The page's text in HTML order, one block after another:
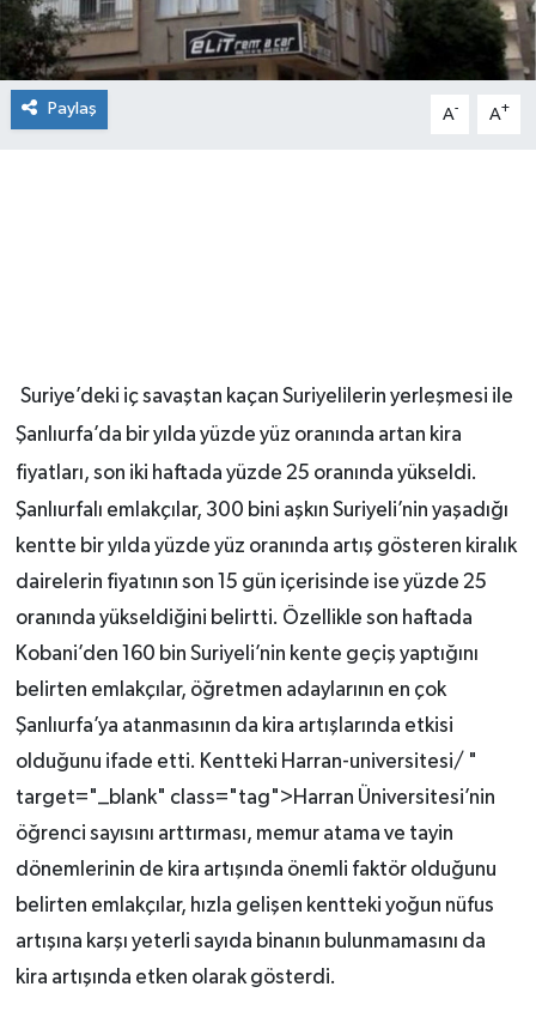
Paylaş A- A+
Suriye’deki iç savaştan kaçan Suriyelilerin yerleşmesi ile
Şanlıurfa’da bir yılda yüzde yüz oranında artan kira
fiyatları, son iki haftada yüzde 25 oranında yükseldi.
Şanlıurfalı emlakçılar, 300 bini aşkın Suriyeli’nin yaşadığı
kentte bir yılda yüzde yüz oranında artış gösteren kiralık
dairelerin fiyatının son 15 gün içerisinde ise yüzde 25
oranında yükseldiğini belirtti. Özellikle son haftada
Kobani’den 160 bin Suriyeli’nin kente geçiş yaptığını
belirten emlakçılar, öğretmen adaylarının en çok
Şanlıurfa’ya atanmasının da kira artışlarında etkisi
olduğunu ifade etti. Kentteki Harran-universitesi/ "
target="_blank" class="tag">Harran Üniversitesi’nin
öğrenci sayısını arttırması, memur atama ve tayin
dönemlerinin de kira artışında önemli faktör olduğunu
belirten emlakçılar, hızla gelişen kentteki yoğun nüfus
artışına karşı yeterli sayıda binanın bulunmamasını da
kira artışında etken olarak gösterdi.